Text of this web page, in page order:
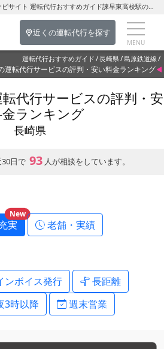
全国の運転代行業者のポータルナビサイト 運転代行おすすめガイド諫早東高校駅の運転代行を探す-長崎県の運転代行
近くの運転代行を探す
運転代行おすすめガイド 長崎県 島原鉄道線
運転代行サービスの評判・安い料金ランキング
代行サービスの評判・安
ランキング
長崎県
日で 93 人が相談をしています。
実
New
老舗・実績
ンボイス発行
長距離
3時以降 週末営業